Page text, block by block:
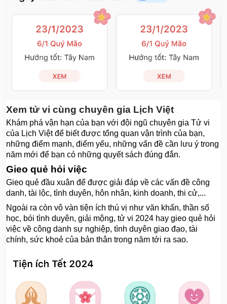
Xem tử vi cùng chuyên gia Lịch Việt
Khám phá vận hạn của bạn với đội ngũ chuyên gia Tử vi
của Lịch Việt để biết được tổng quan vận trình của bạn,
những điểm mạnh, điểm yếu, những vấn đề cần lưu ý trong
năm mới để bạn có những quyết sách đúng đắn.
Gieo quẻ hỏi việc
Gieo quẻ đầu xuân để được giải đáp về các vấn đề công
danh, tài lộc, tình duyên, hôn nhân, kinh doanh, thi cử,...
Ngoài ra còn vô vàn tiện ích thú vị như văn khấn, thần số
học, bói tình duyên, giải mộng, tử vi 2024 hay gieo quẻ hỏi
việc về công danh sự nghiệp, tình duyên giao đạo, tài
chính, sức khoẻ của bản thân trong năm tới ra sao.